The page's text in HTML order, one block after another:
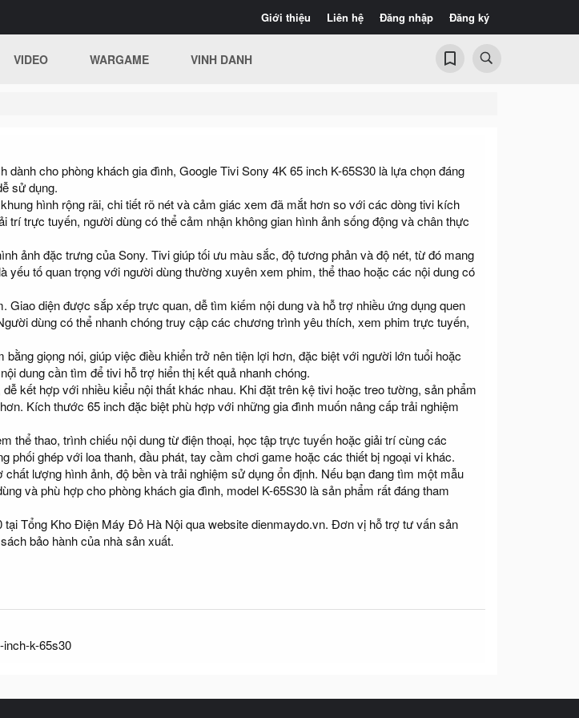
Giới thiệu Liên hệ Đăng nhập Đăng ký
VIDEO WARGAME VINH DANH
cho phòng khách gia đình, Google Tivi Sony 4K 65 inch K-65S30 là lựa chọn đáng
sử dụng.
hình rộng rãi, chi tiết rõ nét và cảm giác xem đã mắt hơn so với các dòng tivi kích
trực tuyến, người dùng có thể cảm nhận không gian hình ảnh sống động và chân thực
ảnh đặc trưng của Sony. Tivi giúp tối ưu màu sắc, độ tương phản và độ nét, từ đó mang
tố quan trọng với người dùng thường xuyên xem phim, thể thao hoặc các nội dung có
diện được sắp xếp trực quan, dễ tìm kiếm nội dung và hỗ trợ nhiều ứng dụng quen
dùng có thể nhanh chóng truy cập các chương trình yêu thích, xem phim trực tuyến,
giọng nói, giúp việc điều khiển trở nên tiện lợi hơn, đặc biệt với người lớn tuổi hoặc
dung cần tìm để tivi hỗ trợ hiển thị kết quả nhanh chóng.
kết hợp với nhiều kiểu nội thất khác nhau. Khi đặt trên kệ tivi hoặc treo tường, sản phẩm
Kích thước 65 inch đặc biệt phù hợp với những gia đình muốn nâng cấp trải nghiệm
thể thao, trình chiếu nội dung từ điện thoại, học tập trực tuyến hoặc giải trí cùng các
phối ghép với loa thanh, đầu phát, tay cầm chơi game hoặc các thiết bị ngoại vi khác.
lượng hình ảnh, độ bền và trải nghiệm sử dụng ổn định. Nếu bạn đang tìm một mẫu
và phù hợp cho phòng khách gia đình, model K-65S30 là sản phẩm rất đáng tham
Tổng Kho Điện Máy Đỏ Hà Nội qua website dienmaydo.vn. Đơn vị hỗ trợ tư vấn sản
bảo hành của nhà sản xuất.
k-65s30